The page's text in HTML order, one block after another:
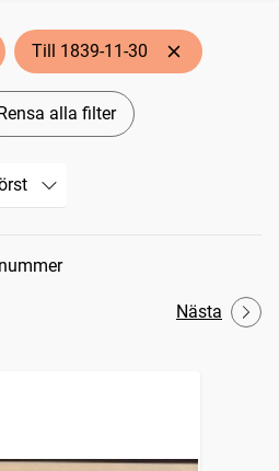
Till 1839-11-30
alla filter
Nästa